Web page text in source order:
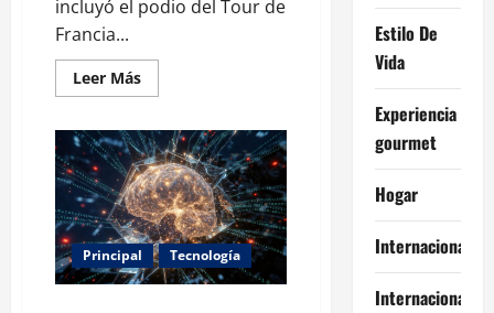
incluyó el podio del Tour de
Francia...
Leer MásLeer
más
Isaac
del
Toro
renueva
con
UAE
Team
Emirates
hasta
2031
Principal Tecnología
Estilo De
Vida
Experiencia
gourmet
Hogar
Internacional
Internacionales